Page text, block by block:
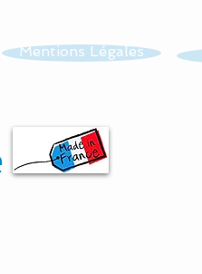
Mentions Légales